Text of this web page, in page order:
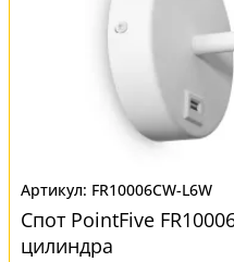
FR10006CW-L6W
Спот PointFive
цилиндра